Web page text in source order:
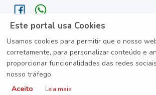
Este portal usa Cookies
Usamos cookies para permitir que o nosso
corretamente, para personalizar conteúdo e
proporcionar funcionalidades das redes
nosso tráfego.
Aceito
Leia mais
Espingardaria Rita © 2023 Todos os